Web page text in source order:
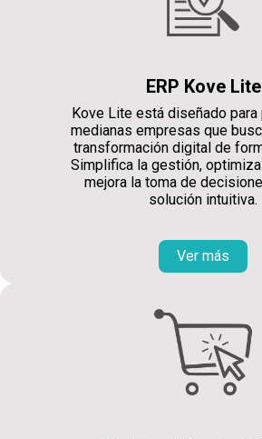
ERP Kove Lite
Kove Lite está diseñado para
medianas empresas que
transformación digital de
Simplifica la gestión,
mejora la toma de
solución intuitiva.
Ver más